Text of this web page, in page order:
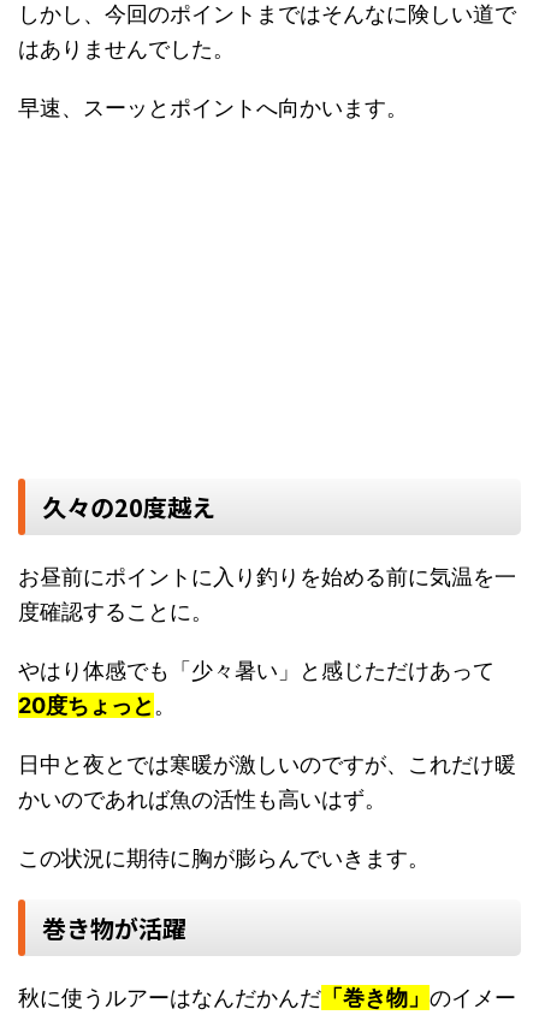
しかし、今回のポイントまではそんなに険しい道で
はありませんでした。
早速、スーッとポイントへ向かいます。
久々の20度越え
お昼前にポイントに入り釣りを始める前に気温を一
度確認することに。
やはり体感でも「少々暑い」と感じただけあって
20度ちょっと 。
日中と夜とでは寒暖が激しいのですが、これだけ暖
かいのであれば魚の活性も高いはず。
この状況に期待に胸が膨らんでいきます。
巻き物が活躍
秋に使うルアーはなんだかんだ 「巻き物」 のイメー